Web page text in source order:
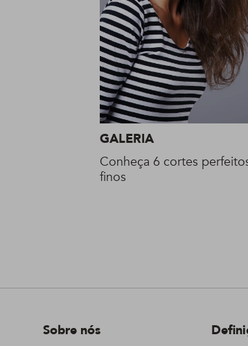
GALERIA
Conheça 6 cortes
finos
Sobre nós